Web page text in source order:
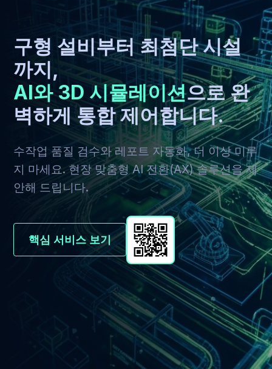
구형 설비부터 최첨단 시설
까지,
AI와 3D 시뮬레이션으로 완
벽하게 통합 제어합니다.
수작업 품질 검수와 레포트 자동화, 더 이상 미루
지 마세요. 현장 맞춤형 AI 전환(AX) 솔루션을 제
안해 드립니다.
핵심 서비스 보기